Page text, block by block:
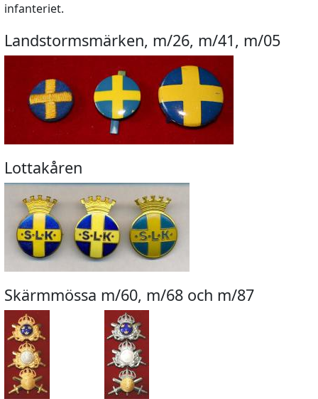
infanteriet.
Landstormsmärken, m/26, m/41, m/05
Lottakåren
Skärmmössa m/60, m/68 och m/87